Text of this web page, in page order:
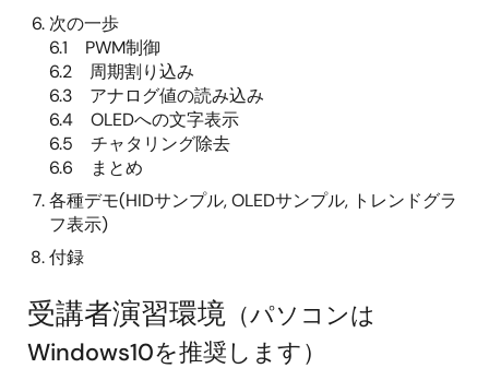
次の一歩
6.1 PWM制御
6.2 周期割り込み
6.3 アナログ値の読み込み
6.4 OLEDへの文字表示
6.5 チャタリング除去
6.6 まとめ
各種デモ(HIDサンプル, OLEDサンプル, トレンドグラ
フ表示)
付録
受講者演習環境 （パソコンは
Windows10を推奨します）